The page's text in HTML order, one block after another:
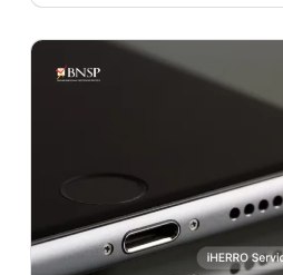
Suara
iPhone